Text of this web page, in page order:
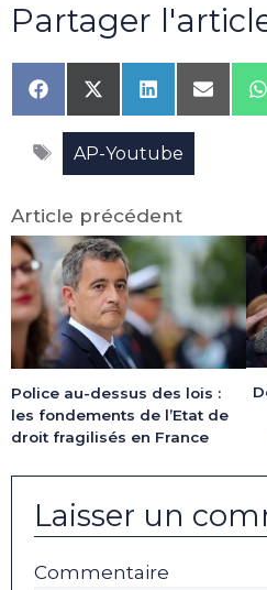
Partager
Share
on
Facebook
Share
on
X
(Twitter)
Share
on
LinkedIn
Share
on
Étiquettes
AP-Youtube
Article précédent
Police au-dessus des lois :
les fondements de l’Etat de
droit fragilisés en France
Laisser un
Commentaire